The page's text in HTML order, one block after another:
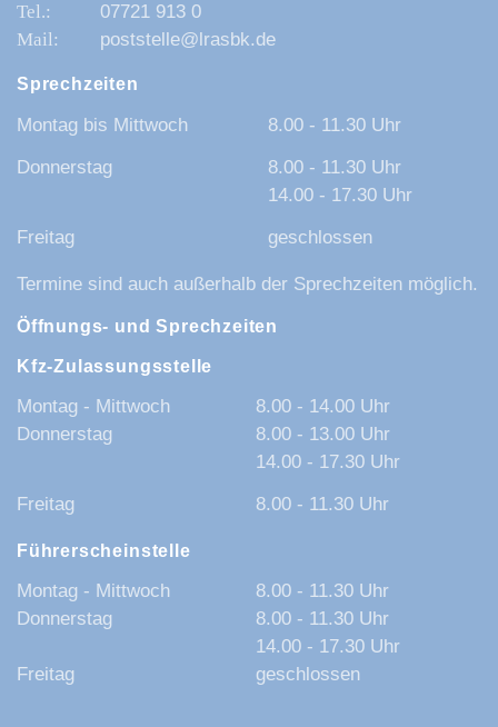
07721 913 0
poststelle@lrasbk.de
Sprechzeiten
Montag bis Mittwoch
8.00 - 11.30 Uhr
Donnerstag
8.00 - 11.30 Uhr
14.00 - 17.30 Uhr
Freitag
geschlossen
Termine sind auch außerhalb der Sprechzeiten möglich.
Öffnungs- und Sprechzeiten
Kfz-Zulassungsstelle
Montag - Mittwoch
8.00 - 14.00 Uhr
Donnerstag
8.00 - 13.00 Uhr
14.00 - 17.30 Uhr
Freitag
8.00 - 11.30 Uhr
Führerscheinstelle
Montag - Mittwoch
8.00 - 11.30 Uhr
Donnerstag
8.00 - 11.30 Uhr
14.00 - 17.30 Uhr
Freitag
geschlossen